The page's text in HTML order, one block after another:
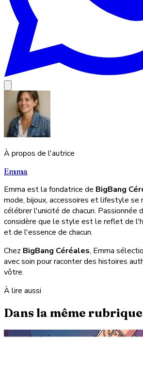
À propos de l'autrice
Emma
Emma est la fondatrice de BigBang
mode, bijoux, accessoires et lifestyle se
célébrer l'unicité de chacun. Passionnée
considère que le style est le reflet de
et de l'essence de chacun.
Chez BigBang Céréales, Emma
avec soin pour raconter des histoires
vôtre.
À lire aussi
Dans la même rubrique